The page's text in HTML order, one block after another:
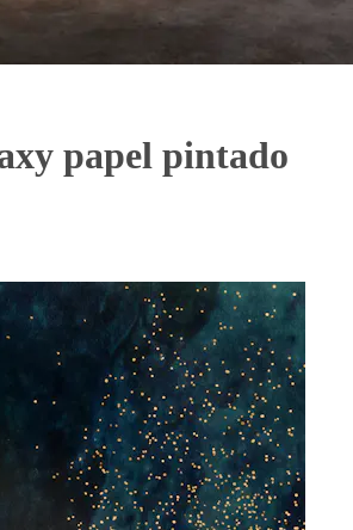
papel pintado